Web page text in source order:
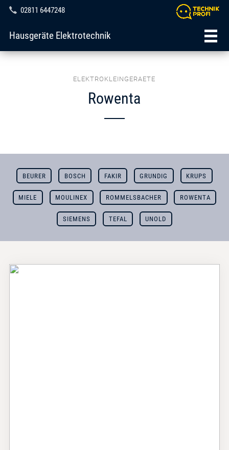
02811 6447248
Hausgeräte Elektrotechnik
ELEKTROKLEINGERAETE
Rowenta
BEURER BOSCH FAKIR GRUNDIG KRUPS
MIELE MOULINEX ROMMELSBACHER ROWENTA
SIEMENS TEFAL UNOLD